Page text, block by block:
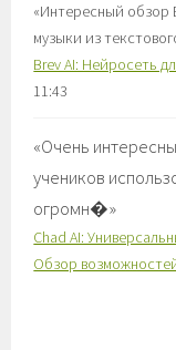
«Интересный обзор
музыки из
Brev AI: Нейросеть
11:43
«Очень
учеников
огромн�»
Chad AI:
Обзор